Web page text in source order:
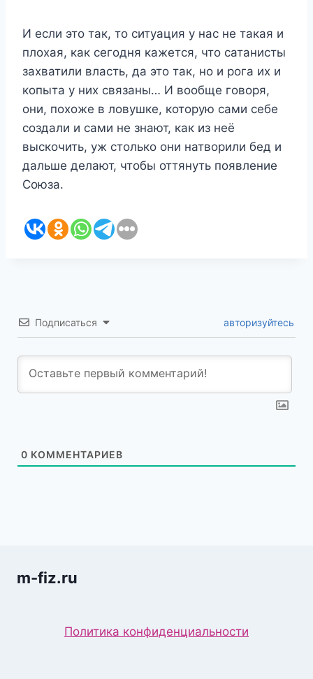
И если это так, то ситуация у нас не такая и
плохая, как сегодня кажется, что сатанисты
захватили власть, да это так, но и рога их и
копыта у них связаны… И вообще говоря,
они, похоже в ловушке, которую сами себе
создали и сами не знают, как из неё
выскочить, уж столько они натворили бед и
дальше делают, чтобы оттянуть появление
Союза.
Подписаться авторизуйтесь
0 КОММЕНТАРИЕВ
m-fiz.ru
Политика конфиденциальности